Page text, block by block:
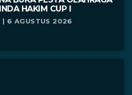
HAKIM CUP I
| 6 AGUSTUS 2026